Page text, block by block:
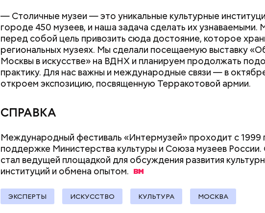
— Столичные музеи — это уникальные культурные
городе 450 музеев, и наша задача сделать их узнаваемыми.
перед собой цель привозить сюда достояние, которое
региональных музеях. Мы сделали посещаемую выставку
Москвы в искусстве» на ВДНХ и планируем продолжать
практику. Для нас важны и международные связи — в
откроем экспозицию, посвященную Терракотовой армии.
СПРАВКА
Международный фестиваль «Интермузей» проходит с 1999
поддержке Министерства культуры и Союза музеев России.
стал ведущей площадкой для обсуждения развития
институций и обмена опытом.
ЭКСПЕРТЫ ИСКУССТВО КУЛЬТУРА МОСКВА
Мы находимся в павильоне студии XOVP. За нашей спиной —
LED-экран (внутри цеха его называют «шайбой»). На нем —
теплую поверхность экрана. Это просто картинка. Но
оператора, стоящего в трех метрах, «думает» иначе.
Нашим большим проектом с 2015 года стала новая модель
госконтрактам с коммерческими перевозчиками. Вместо
стандартам Московского транспорта. Также благодаря
сотрудников в столице не осталось нелегальных
поездки были безопасными и комфортными, мы проводим
соответствующие техосмотры городского транспорта.